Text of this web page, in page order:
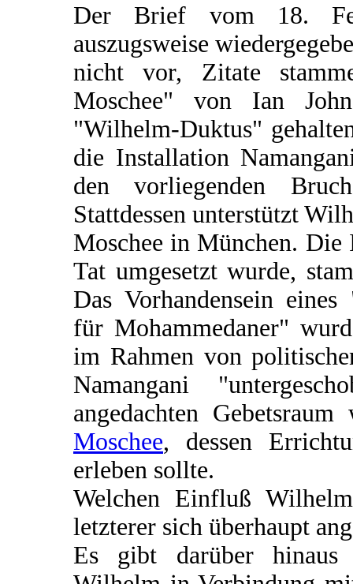
Der Brief vom 18.
auszugsweise
nicht vor, Zitate
Moschee" von Ian
"Wilhelm-Duktus"
die Installation
den vorliegenden
Stattdessen unterstützt
Moschee in München.
Tat umgesetzt wurde,
Das Vorhandensein eines
für Mohammedaner"
im Rahmen von
Namangani
angedachten
Moschee, dessen
erleben sollte.
Welchen Einfluß
letzterer sich überhaupt
Es gibt darüber hinaus